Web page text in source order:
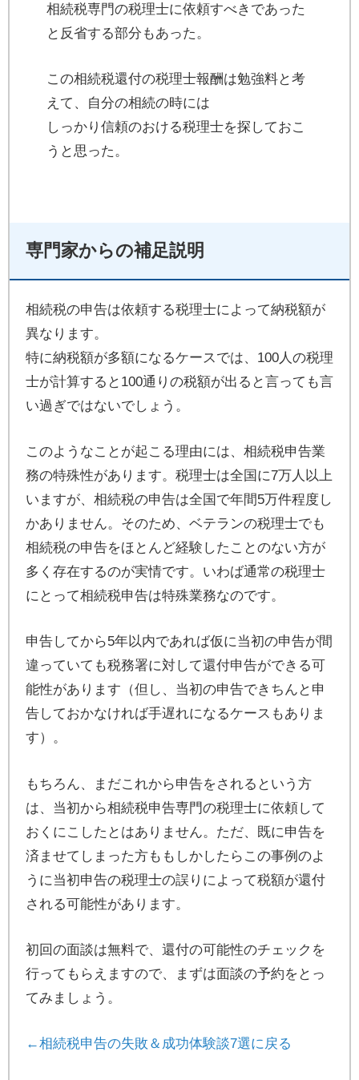
相続税専門の税理士に依頼すべきであった
と反省する部分もあった。
この相続税還付の税理士報酬は勉強料と考
えて、自分の相続の時には
しっかり信頼のおける税理士を探しておこ
うと思った。
専門家からの補足説明
相続税の申告は依頼する税理士によって納税額が
異なります。
特に納税額が多額になるケースでは、100人の税理
士が計算すると100通りの税額が出ると言っても言
い過ぎではないでしょう。
このようなことが起こる理由には、相続税申告業
務の特殊性があります。税理士は全国に7万人以上
いますが、相続税の申告は全国で年間5万件程度し
かありません。そのため、ベテランの税理士でも
相続税の申告をほとんど経験したことのない方が
多く存在するのが実情です。いわば通常の税理士
にとって相続税申告は特殊業務なのです。
申告してから5年以内であれば仮に当初の申告が間
違っていても税務署に対して還付申告ができる可
能性があります（但し、当初の申告できちんと申
告しておかなければ手遅れになるケースもありま
す）。
もちろん、まだこれから申告をされるという方
は、当初から相続税申告専門の税理士に依頼して
おくにこしたとはありません。ただ、既に申告を
済ませてしまった方ももしかしたらこの事例のよ
うに当初申告の税理士の誤りによって税額が還付
される可能性があります。
初回の面談は無料で、還付の可能性のチェックを
行ってもらえますので、まずは面談の予約をとっ
てみましょう。
←相続税申告の失敗＆成功体験談7選に戻る